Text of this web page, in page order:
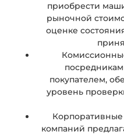
приобрести
рыночной
оценке
покупателем,
уровень
компаний